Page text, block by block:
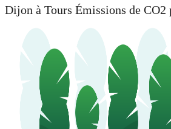
Dijon à Tours Émissions de CO2